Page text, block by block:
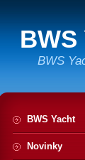
BWS
BWS Yacht
Novinky